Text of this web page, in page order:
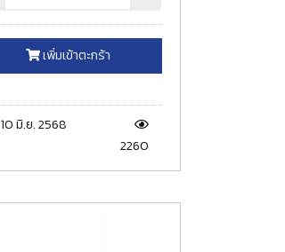
เพิ่มเข้าตะกร้า
10 มิ.ย. 2568
2260